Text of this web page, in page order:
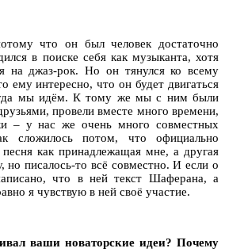
что он был человек достаточно
в поиске себя как музыканта, хотя
на джаз-рок. Но он тянулся ко всему
ему интересно, что он будет двигаться
мы идём. К тому же мы с ним были
провели вместе много времени,
– у нас же очень много совместных
сложилось потом, что официально
песня как принадлежащая мне, а другая
но писалось-то всё совместно. И если о
что в ней текст Шаферана, а
я чувствую в ней своё участие.
ваши новаторские идеи? Почему